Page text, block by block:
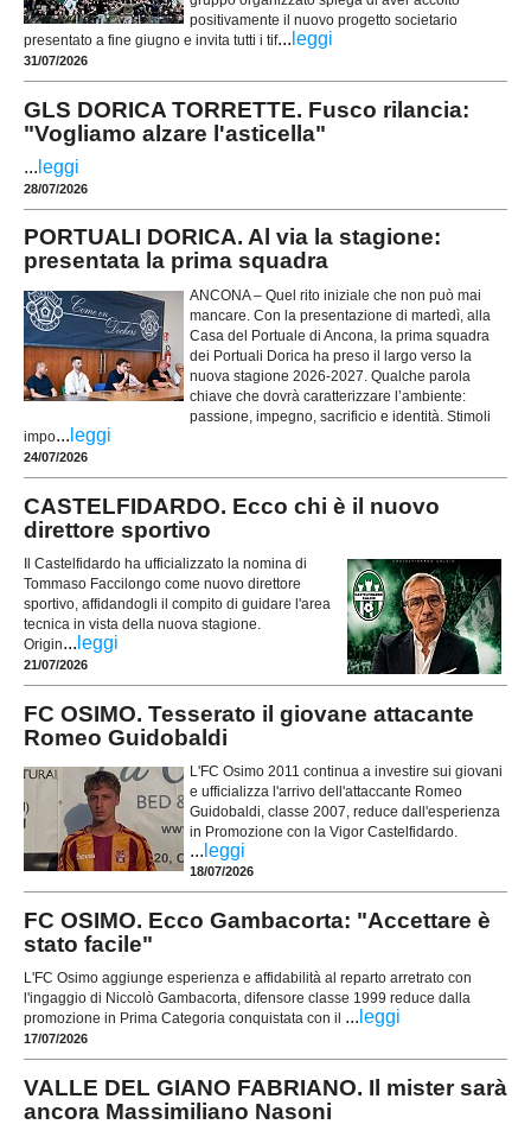
positivamente il nuovo progetto societario
presentato a fine giugno e invita tutti i tif... leggi
31/07/2026
GLS DORICA TORRETTE. Fusco rilancia:
"Vogliamo alzare l'asticella"
... leggi
28/07/2026
PORTUALI DORICA. Al via la stagione:
presentata la prima squadra
ANCONA – Quel rito iniziale che non può mai
mancare. Con la presentazione di martedì, alla
Casa del Portuale di Ancona, la prima squadra
dei Portuali Dorica ha preso il largo verso la
nuova stagione 2026-2027. Qualche parola
chiave che dovrà caratterizzare l’ambiente:
passione, impegno, sacrificio e identità. Stimoli
impo... leggi
24/07/2026
CASTELFIDARDO. Ecco chi è il nuovo
direttore sportivo
Il Castelfidardo ha ufficializzato la nomina di
Tommaso Faccilongo come nuovo direttore
sportivo, affidandogli il compito di guidare l'area
tecnica in vista della nuova stagione.
Origin... leggi
21/07/2026
FC OSIMO. Tesserato il giovane attacante
Romeo Guidobaldi
L'FC Osimo 2011 continua a investire sui giovani
e ufficializza l'arrivo dell'attaccante Romeo
Guidobaldi, classe 2007, reduce dall'esperienza
in Promozione con la Vigor Castelfidardo.
... leggi
18/07/2026
FC OSIMO. Ecco Gambacorta: "Accettare è
stato facile"
L'FC Osimo aggiunge esperienza e affidabilità al reparto arretrato con
l'ingaggio di Niccolò Gambacorta, difensore classe 1999 reduce dalla
promozione in Prima Categoria conquistata con il ... leggi
17/07/2026
VALLE DEL GIANO FABRIANO. Il mister sarà
ancora Massimiliano Nasoni